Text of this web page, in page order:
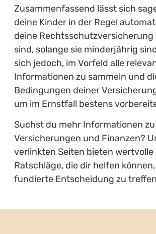
Zusammenfassend lässt sich
deine Kinder in der Regel
deine
sind, solange sie minderjährig
sich jedoch, im Vorfeld alle
Informationen zu sammeln und
Bedingungen deiner
um im Ernstfall bestens
Suchst du mehr Informationen
Versicherungen und Finanzen?
verlinkten Seiten bieten wertvolle
Ratschläge, die dir helfen
fundierte Entscheidung zu